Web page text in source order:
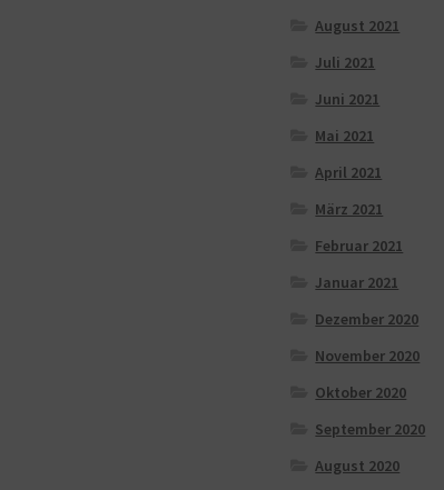
August 2021
Juli 2021
Juni 2021
Mai 2021
April 2021
März 2021
Februar 2021
Januar 2021
Dezember 2020
November 2020
Oktober 2020
September 2020
August 2020